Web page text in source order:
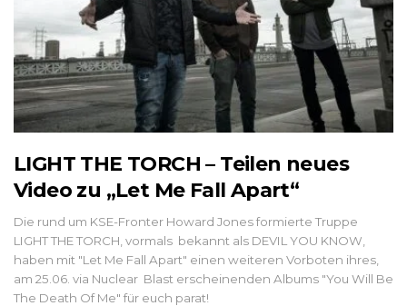
LIGHT THE TORCH – Teilen neues
Video zu „Let Me Fall Apart“
Die rund um KSE-Fronter Howard Jones formierte Truppe
LIGHT THE TORCH, vormals bekannt als DEVIL YOU KNOW,
haben mit "Let Me Fall Apart" einen weiteren Vorboten ihres,
am 25.06. via Nuclear Blast erscheinenden Albums "You Will Be
The Death Of Me" für euch parat!